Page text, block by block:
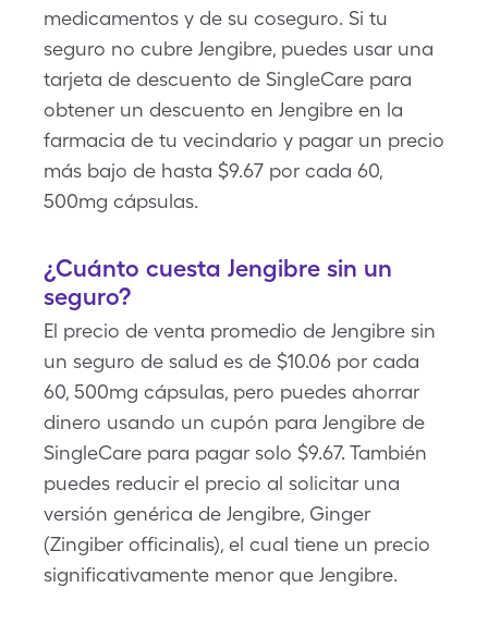
medicamentos y de su coseguro. Si tu
seguro no cubre Jengibre, puedes usar una
tarjeta de descuento de SingleCare para
obtener un descuento en Jengibre en la
farmacia de tu vecindario y pagar un precio
más bajo de hasta $9.67 por cada 60,
500mg cápsulas.
¿Cuánto cuesta Jengibre sin un
seguro?
El precio de venta promedio de Jengibre sin
un seguro de salud es de $10.06 por cada
60, 500mg cápsulas, pero puedes ahorrar
dinero usando un cupón para Jengibre de
SingleCare para pagar solo $9.67. También
puedes reducir el precio al solicitar una
versión genérica de Jengibre, Ginger
(Zingiber officinalis), el cual tiene un precio
significativamente menor que Jengibre.